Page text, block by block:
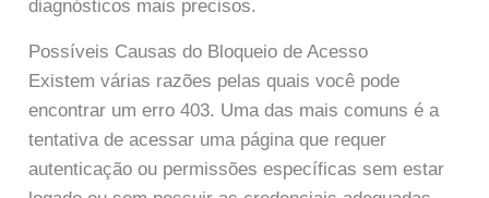
diagnósticos mais precisos.
Possíveis Causas do Bloqueio de Acesso
Existem várias razões pelas quais você pode
encontrar um erro 403. Uma das mais comuns é a
tentativa de acessar uma página que requer
autenticação ou permissões específicas sem estar